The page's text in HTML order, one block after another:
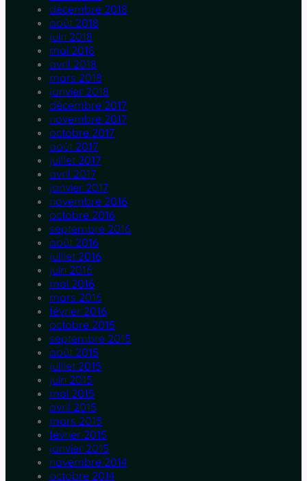
décembre 2018
août 2018
juin 2018
mai 2018
avril 2018
mars 2018
janvier 2018
décembre 2017
novembre 2017
octobre 2017
août 2017
juillet 2017
avril 2017
janvier 2017
novembre 2016
octobre 2016
septembre 2016
août 2016
juillet 2016
juin 2016
mai 2016
mars 2016
février 2016
octobre 2015
septembre 2015
août 2015
juillet 2015
juin 2015
mai 2015
avril 2015
mars 2015
février 2015
janvier 2015
novembre 2014
octobre 2014